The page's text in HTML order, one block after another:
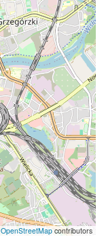
OpenStreetMapcontributors